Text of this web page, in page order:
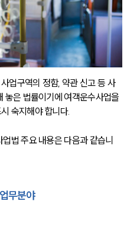
업구역의 정함, 약관 신고 등 사
놓은 법률이기에 여객운수사업을
숙지해야 합니다.
법 주요 내용은 다음과 같습니
무분야